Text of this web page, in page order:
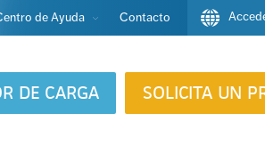
de Ayuda Contacto
DE CARGA SOLICITA UN